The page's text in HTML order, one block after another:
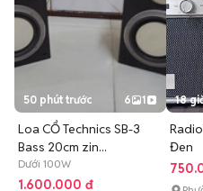
50 phút trước 6 1
Loa CỔ Technics SB-3
Bass 20cm zin...
Dưới 100W
1.600.000 đ
18
Đen